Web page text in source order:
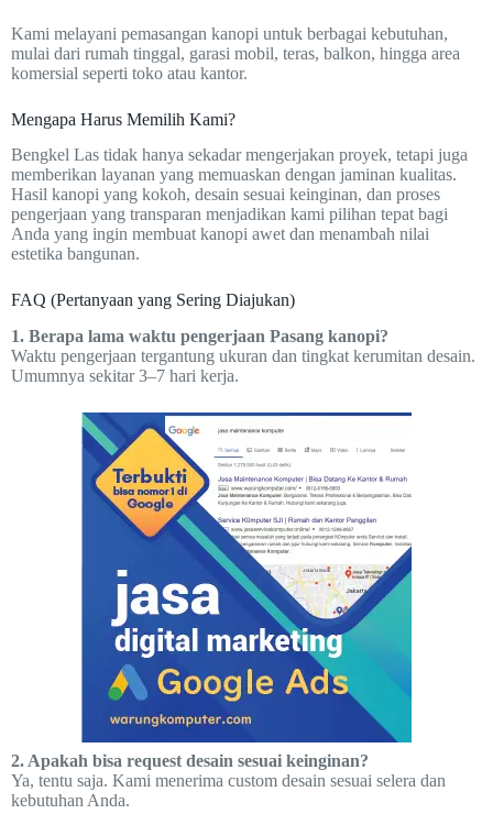
Kami melayani pemasangan kanopi untuk berbagai kebutuhan,
mulai dari rumah tinggal, garasi mobil, teras, balkon, hingga area
komersial seperti toko atau kantor.
Mengapa Harus Memilih Kami?
Bengkel Las tidak hanya sekadar mengerjakan proyek, tetapi juga
memberikan layanan yang memuaskan dengan jaminan kualitas.
Hasil kanopi yang kokoh, desain sesuai keinginan, dan proses
pengerjaan yang transparan menjadikan kami pilihan tepat bagi
Anda yang ingin membuat kanopi awet dan menambah nilai
estetika bangunan.
FAQ (Pertanyaan yang Sering Diajukan)
1. Berapa lama waktu pengerjaan Pasang kanopi?
Waktu pengerjaan tergantung ukuran dan tingkat kerumitan desain.
Umumnya sekitar 3–7 hari kerja.
2. Apakah bisa request desain sesuai keinginan?
Ya, tentu saja. Kami menerima custom desain sesuai selera dan
kebutuhan Anda.